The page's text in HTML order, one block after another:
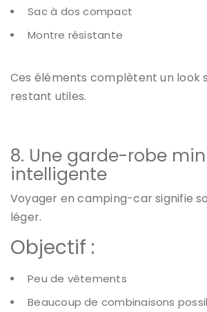
Sac à dos compact
Montre résistante
Ces éléments complètent un look
restant utiles.
8. Une garde-robe
intelligente
Voyager en camping-car signifie
léger.
Objectif :
Peu de vêtements
Beaucoup de combinaisons